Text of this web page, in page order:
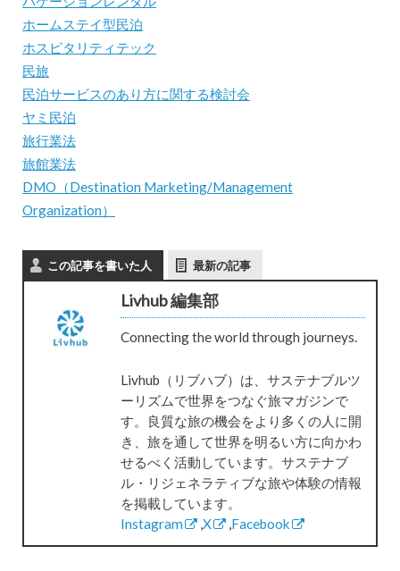
ホームステイ型民泊
ホスピタリティテック
民旅
民泊サービスのあり方に関する検討会
ヤミ民泊
旅行業法
旅館業法
DMO（Destination Marketing/Management
Organization）
この記事を書いた人 最新の記事
Livhub 編集部
Connecting the world through journeys.
Livhub（リブハブ）は、サステナブルツ
ーリズムで世界をつなぐ旅マガジンで
す。良質な旅の機会をより多くの人に開
き、旅を通して世界を明るい方に向かわ
せるべく活動しています。サステナブ
ル・リジェネラティブな旅や体験の情報
を掲載しています。
Instagram
,X ,Facebook